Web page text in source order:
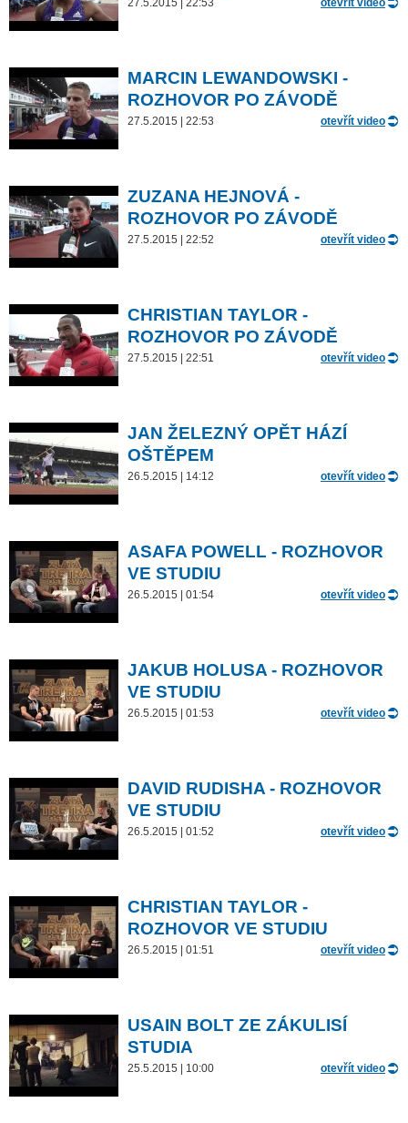
27.5.2015 | 22:53 otevřít video
MARCIN LEWANDOWSKI -
ROZHOVOR PO ZÁVODĚ
27.5.2015 | 22:53 otevřít video
ZUZANA HEJNOVÁ -
ROZHOVOR PO ZÁVODĚ
27.5.2015 | 22:52 otevřít video
CHRISTIAN TAYLOR -
ROZHOVOR PO ZÁVODĚ
27.5.2015 | 22:51 otevřít video
JAN ŽELEZNÝ OPĚT HÁZÍ
OŠTĚPEM
26.5.2015 | 14:12 otevřít video
ASAFA POWELL - ROZHOVOR
VE STUDIU
26.5.2015 | 01:54 otevřít video
JAKUB HOLUSA - ROZHOVOR
VE STUDIU
26.5.2015 | 01:53 otevřít video
DAVID RUDISHA - ROZHOVOR
VE STUDIU
26.5.2015 | 01:52 otevřít video
CHRISTIAN TAYLOR -
ROZHOVOR VE STUDIU
26.5.2015 | 01:51 otevřít video
USAIN BOLT ZE ZÁKULISÍ
STUDIA
25.5.2015 | 10:00 otevřít video